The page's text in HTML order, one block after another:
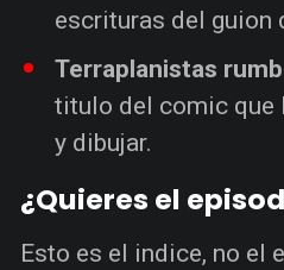
escrituras del guion
Terraplanistas
titulo del comic que
y dibujar.
¿Quieres el
Esto es el indice, no el